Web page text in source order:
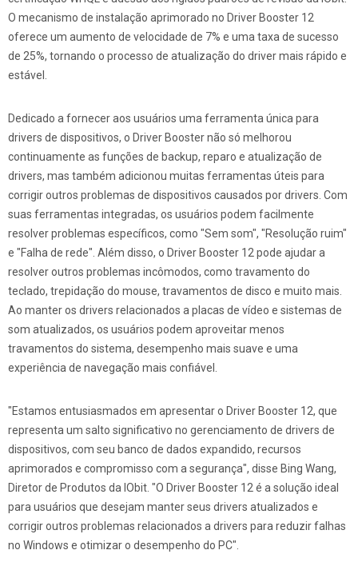
O mecanismo de instalação aprimorado no Driver Booster 12
oferece um aumento de velocidade de 7% e uma taxa de sucesso
de 25%, tornando o processo de atualização do driver mais rápido e
estável.
Dedicado a fornecer aos usuários uma ferramenta única para
drivers de dispositivos, o Driver Booster não só melhorou
continuamente as funções de backup, reparo e atualização de
drivers, mas também adicionou muitas ferramentas úteis para
corrigir outros problemas de dispositivos causados por drivers. Com
suas ferramentas integradas, os usuários podem facilmente
resolver problemas específicos, como "Sem som", "Resolução ruim"
e "Falha de rede". Além disso, o Driver Booster 12 pode ajudar a
resolver outros problemas incômodos, como travamento do
teclado, trepidação do mouse, travamentos de disco e muito mais.
Ao manter os drivers relacionados a placas de vídeo e sistemas de
som atualizados, os usuários podem aproveitar menos
travamentos do sistema, desempenho mais suave e uma
experiência de navegação mais confiável.
"Estamos entusiasmados em apresentar o Driver Booster 12, que
representa um salto significativo no gerenciamento de drivers de
dispositivos, com seu banco de dados expandido, recursos
aprimorados e compromisso com a segurança", disse Bing Wang,
Diretor de Produtos da IObit. "O Driver Booster 12 é a solução ideal
para usuários que desejam manter seus drivers atualizados e
corrigir outros problemas relacionados a drivers para reduzir falhas
no Windows e otimizar o desempenho do PC".